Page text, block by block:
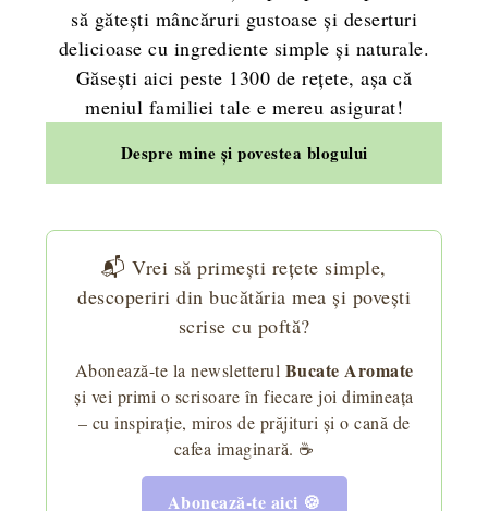
să gătești mâncăruri gustoase și deserturi
delicioase cu ingrediente simple și naturale.
Găsești aici peste 1300 de rețete, așa că
meniul familiei tale e mereu asigurat!
Despre mine și povestea blogului
📬 Vrei să primești rețete simple,
descoperiri din bucătăria mea și povești
scrise cu poftă?
Abonează-te la newsletterul Bucate Aromate
și vei primi o scrisoare în fiecare joi dimineața
– cu inspirație, miros de prăjituri și o cană de
cafea imaginară. ☕
Abonează-te aici 🍪